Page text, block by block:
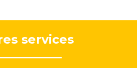
services